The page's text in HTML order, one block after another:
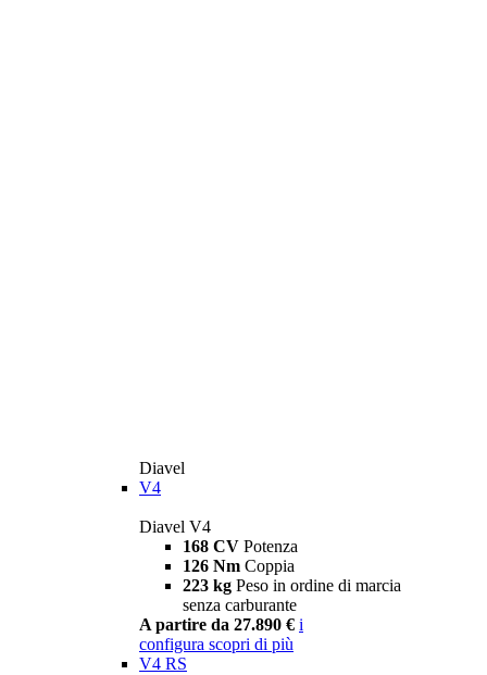
Diavel
V4
Diavel V4
168 CV Potenza
126 Nm Coppia
223 kg Peso in ordine di marcia
senza carburante
A partire da 27.890 € i
configura scopri di più
V4 RS